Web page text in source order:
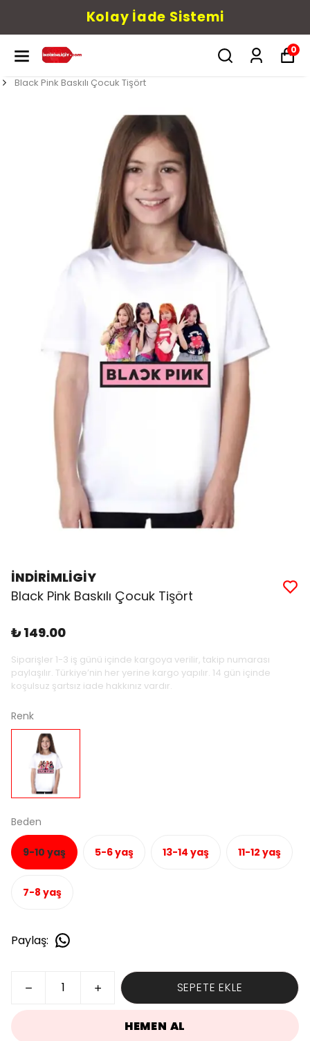
Kolay İade Sistemi
0
Black Pink Baskılı Çocuk Tişört
İNDİRİMLİGİY
Black Pink Baskılı Çocuk Tişört
₺ 149.00
Siparişler 1-3 iş günü içinde kargoya verilir, takip numarası
paylaşılır. Türkiye’nin her yerine kargo yapılır. 14 gün içinde
koşulsuz şartsız iade hakkınız vardır.
Renk
Beden
9-10 yaş 5-6 yaş 13-14 yaş 11-12 yaş
7-8 yaş
Paylaş:
SEPETE EKLE
HEMEN AL